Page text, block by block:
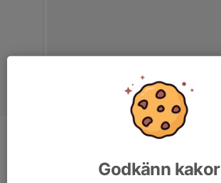
Godkänn kakor